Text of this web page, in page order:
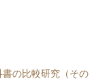
書の比較研究（その